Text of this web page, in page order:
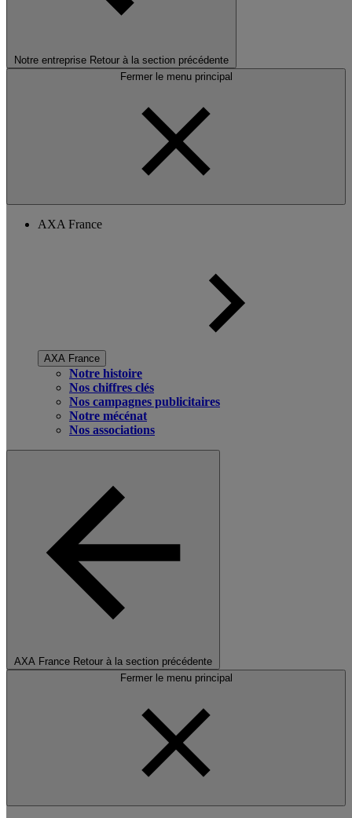
Notre entreprise Retour à la section précédente
Fermer le menu principal
AXA France
AXA France
Notre histoire
Nos chiffres clés
Nos campagnes publicitaires
Notre mécénat
Nos associations
AXA France Retour à la section précédente
Fermer le menu principal